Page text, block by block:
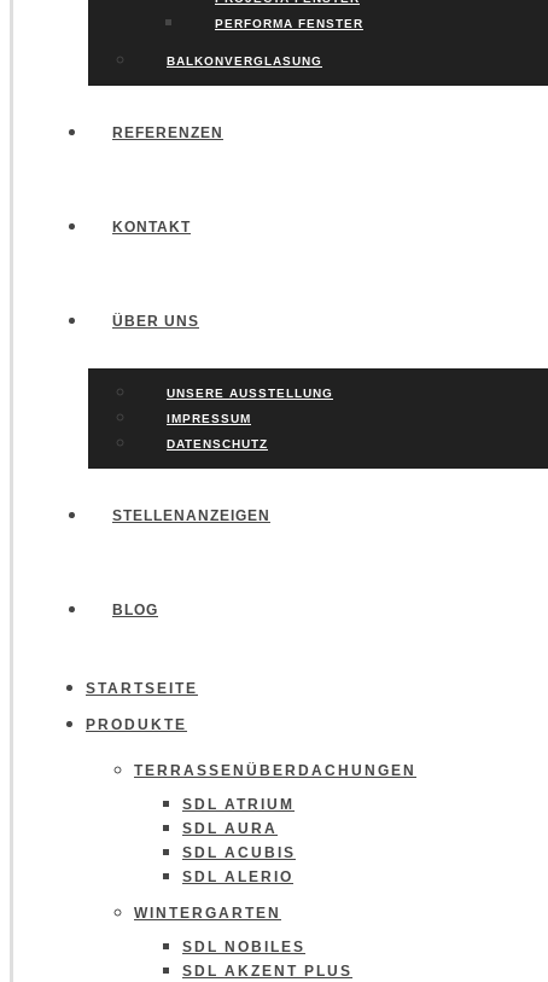
PERFORMA FENSTER
BALKONVERGLASUNG
REFERENZEN
KONTAKT
ÜBER UNS
UNSERE AUSSTELLUNG
IMPRESSUM
DATENSCHUTZ
STELLENANZEIGEN
BLOG
STARTSEITE
PRODUKTE
TERRASSENÜBERDACHUNGEN
SDL ATRIUM
SDL AURA
SDL ACUBIS
SDL ALERIO
WINTERGARTEN
SDL NOBILES
SDL AKZENT PLUS